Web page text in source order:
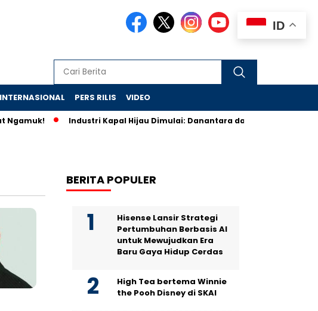
INTERNASIONAL PERS RILIS VIDEO
Industri Kapal Hijau Dimulai: Danantara dan Rusia Rancang
BERITA POPULER
Hisense Lansir Strategi
Pertumbuhan Berbasis AI
untuk Mewujudkan Era
Baru Gaya Hidup Cerdas
High Tea bertema Winnie
the Pooh Disney di SKAI
ID